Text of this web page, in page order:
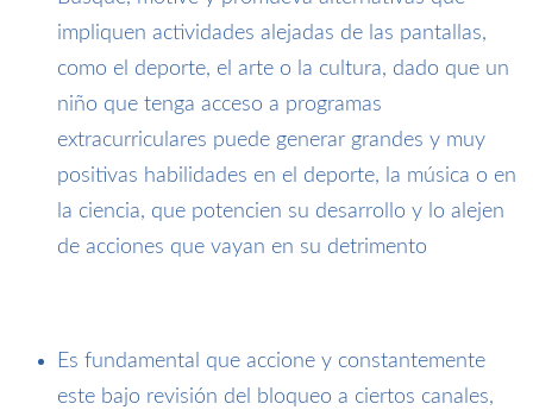
impliquen actividades alejadas de las pantallas,
como el deporte, el arte o la cultura, dado que un
niño que tenga acceso a programas
extracurriculares puede generar grandes y muy
positivas habilidades en el deporte, la música o en
la ciencia, que potencien su desarrollo y lo alejen
de acciones que vayan en su detrimento
Es fundamental que accione y constantemente
este bajo revisión del bloqueo a ciertos canales,